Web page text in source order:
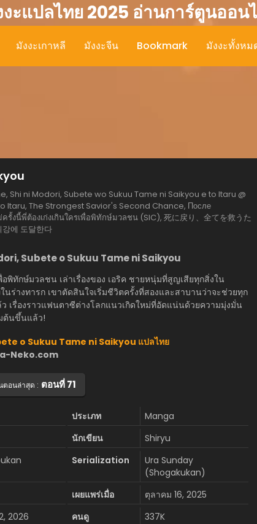
ะแปลไทย 2025 อ่านการ์ตูนออน
มังงะเกาหลี มังงะจีน Bookmark มังงะทั้งหม
ni Modori, Subete wo Sukuu Tame ni Saikyou e to Itaru @
Itaru, The Strongest Savior's Second Chance, После
รั้งนี้พี่ต้องเก่งเกินใครเพื่อพิทักษ์มวลชน (SIC), 死に戻り、全てを救うた
에 도달한다
Subete o Sukuu Tame ni Saikyou
อพิทักษ์มวลชน เล่าเรื่องของ เอริค ชายหนุ่มที่สูญเสียทุกสิ่งใน
ร่างทารก เขาตัดสินใจเริ่มชีวิตครั้งที่สองและสาบานว่าจะช่วยทุก
เรื่องราวแฟนตาซีต่างโลกแนวเกิดใหม่ที่อัดแน่นด้วยความมุ่งมั่น
ต้นขึ้นแล้ว!
o Sukuu Tame ni Saikyou แปลไทย
Neko.com
ตอนล่าสุด : ตอนที่ 71
ประเภท
Manga
นักเขียน
Shiryu
Serialization
Ura Sunday
(Shogakukan)
เผยแพร่เมื่อ
ตุลาคม 16, 2025
2026 คนดู 337K